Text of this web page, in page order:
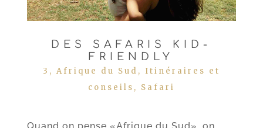
DES SAFARIS KID-
FRIENDLY
3 , Afrique du Sud , Itinéraires et
conseils , Safari